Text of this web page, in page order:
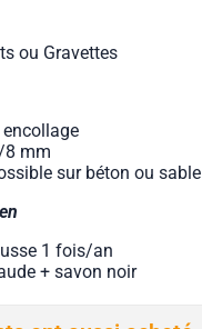
ou Gravettes
mm
sur béton ou sable
1 fois/an
+ savon noir